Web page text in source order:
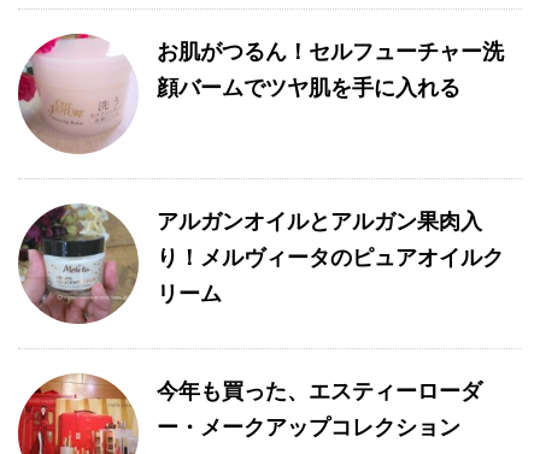
お肌がつるん！セルフューチャー洗
顔バームでツヤ肌を手に入れる
アルガンオイルとアルガン果肉入
り！メルヴィータのピュアオイルク
リーム
今年も買った、エスティーローダ
ー・メークアップコレクション